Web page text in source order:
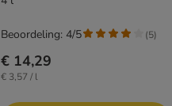
€ 14,29
€ 3,57 / l
Beoordeling: 4/5 (5)